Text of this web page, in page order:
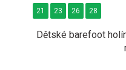
Dětské barefoot
21 23 26 28